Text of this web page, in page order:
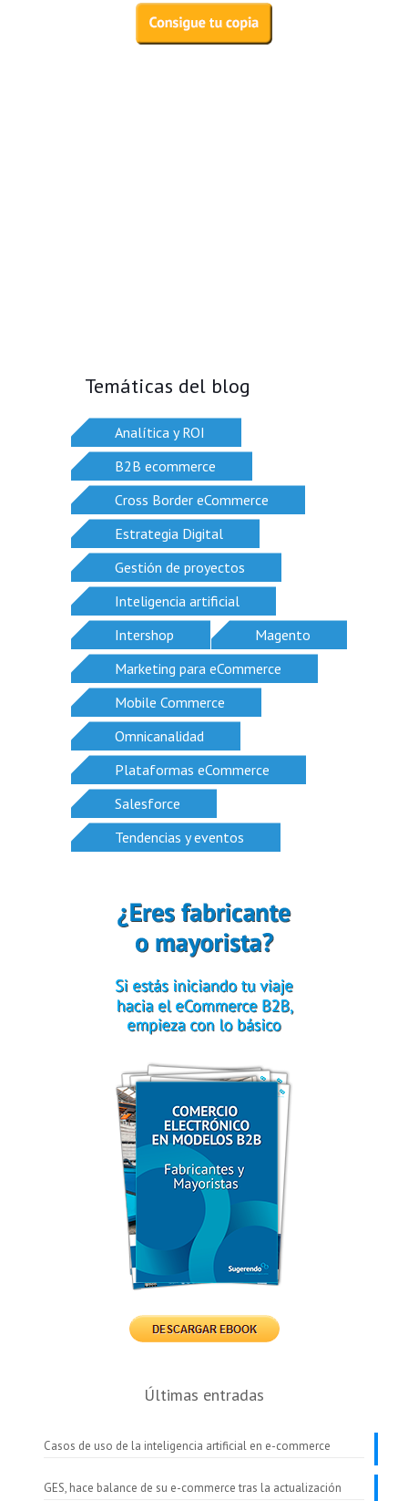
Temáticas del blog
Analítica y ROI
B2B ecommerce
Cross Border eCommerce
Estrategia Digital
Gestión de proyectos
Inteligencia artificial
Intershop
Magento
Marketing para eCommerce
Mobile Commerce
Omnicanalidad
Plataformas eCommerce
Salesforce
Tendencias y eventos
Últimas entradas
Casos de uso de la inteligencia artificial en e-commerce
GES, hace balance de su e-commerce tras la actualización